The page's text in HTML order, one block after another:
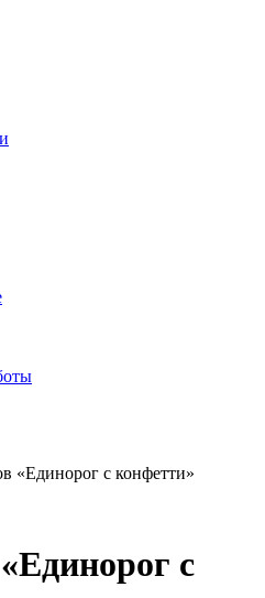
«Единорог с конфетти»
с